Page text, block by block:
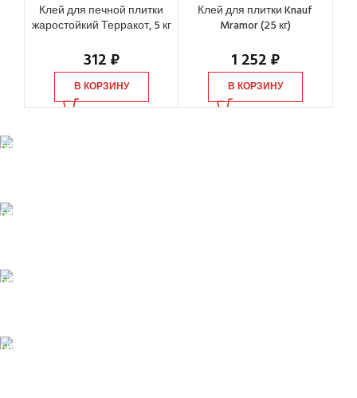
Клей для печной плитки
жаростойкий Терракот, 5 кг
312₽
В КОРЗИНУ
Клей для плитки Knauf
Mramor (25 кг)
1 252₽
В КОРЗИНУ